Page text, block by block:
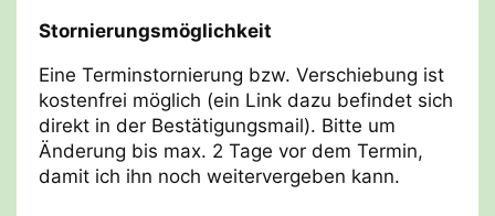
Stornierungsmöglichkeit
Eine Terminstornierung bzw. Verschiebung ist
kostenfrei möglich (ein Link dazu befindet sich
direkt in der Bestätigungsmail). Bitte um
Änderung bis max. 2 Tage vor dem Termin,
damit ich ihn noch weitervergeben kann.